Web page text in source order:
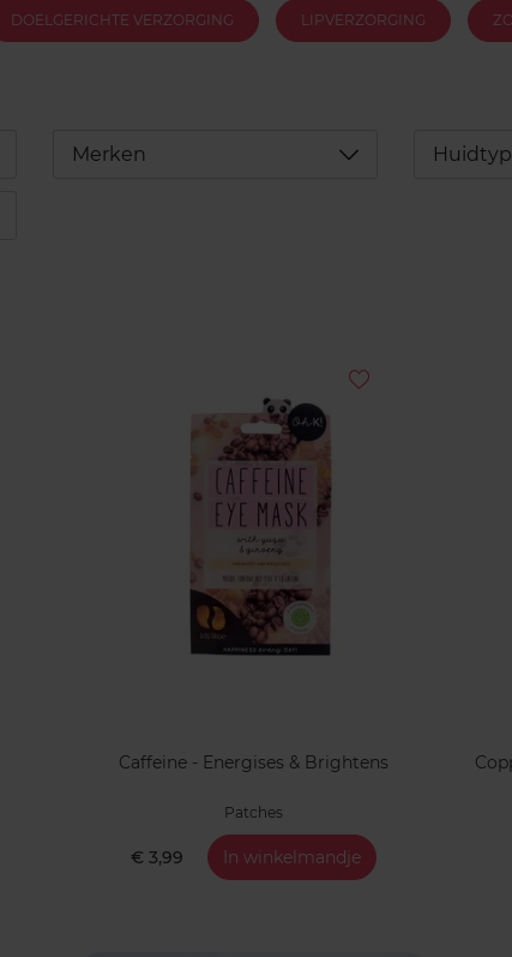
DOELGERICHTE VERZORGING LIPVERZORGING
Merken Déplier
Caffeine - Energises & Brightens
Patches
€ 3,99 In winkelmandje